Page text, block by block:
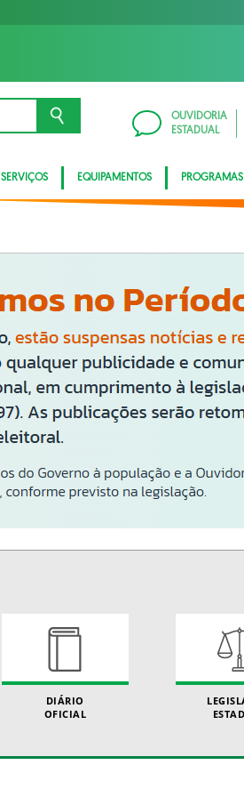
OUVIDORIA
ESTADUAL
SERVIÇOS EQUIPAMENTOS PROGRAMAS
DIÁRIO
OFICIAL